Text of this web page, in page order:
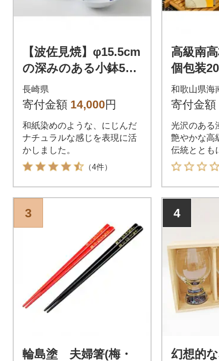
【波佐見焼】φ15.5cm
の深みのある小鉢5柄
長崎県
寄付金額 14,000円
和紙染めのような、にじんだ
ナチュラルな感じを表現に活
かしました。
（4件）
高級南
個包装
箱 網代
和歌山県海
寄付金額
光沢のある
艶やかな高
伝統ととも
3
輪島塗 夫婦箸(梅・
4
幻想的